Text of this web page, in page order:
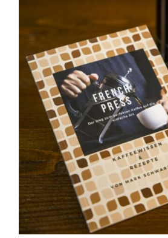
English
WooCommerce